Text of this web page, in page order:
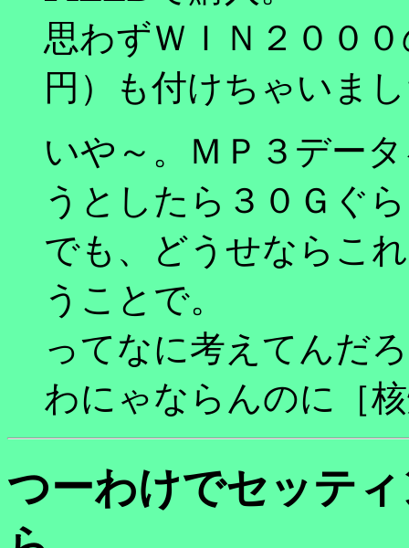
思わずＷＩＮ２００
円）も付けちゃいま
いや～。ＭＰ３デー
うとしたら３０Ｇぐ
でも、どうせならこ
うことで。
ってなに考えてんだ
わにゃならんのに［
つーわけでセッテ